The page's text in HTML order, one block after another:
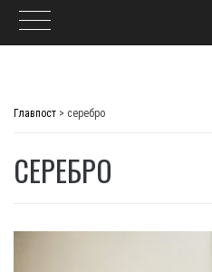
Главпост > серебро
СЕРЕБРО